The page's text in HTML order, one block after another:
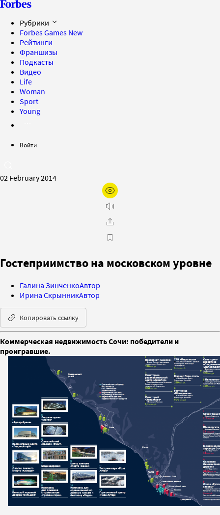
Рубрики
Forbes Games New
Рейтинги
Франшизы
Подкасты
Видео
Life
Woman
Sport
Young
Войти
02 February 2014
Гостеприимство на московском уровне
Галина ЗинченкоАвтор
Ирина СкрынникАвтор
Копировать ссылку
Коммерческая недвижимость Сочи: победители и
проигравшие.